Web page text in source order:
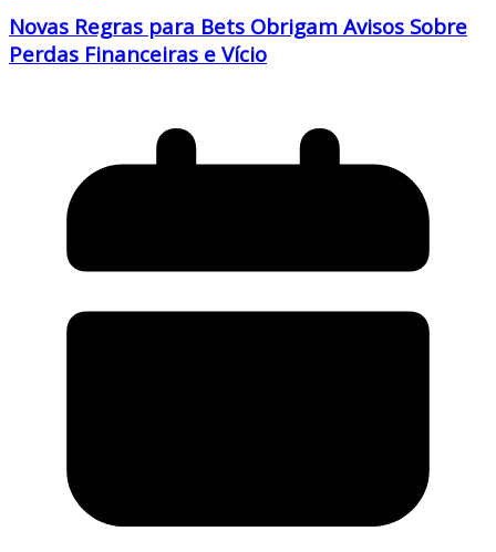
Novas Regras para Bets Obrigam Avisos Sobre
Perdas Financeiras e Vício